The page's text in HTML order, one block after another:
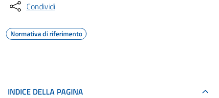
Condividi
Normativa di riferimento
INDICE DELLA PAGINA